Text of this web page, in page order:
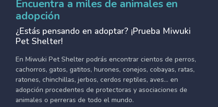
Encuentra a miles de animales en
adopción
¿Estás pensando en adoptar? ¡Prueba Miwuki
Pet Shelter!
En Miwuki Pet Shelter podrás encontrar cientos de perros,
cachorros, gatos, gatitos, hurones, conejos, cobayas, ratas,
ratones, chinchillas, jerbos, cerdos reptiles, aves... en
adopción procedentes de protectoras y asociaciones de
animales o perreras de todo el mundo.